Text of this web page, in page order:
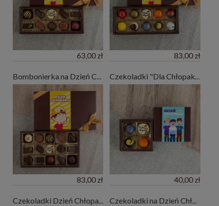
63,00 zł 83,00 zł
Bombonierka na Dzień Chłopaka - 15 czekoladek
83,00 zł
Czekoladki "Dla Chłopaka" 4 szt.
40,00 zł
Czekoladki Dzień Chłopaka - 6 pralin Czekoladki na Dzień Chłopaka - 6 szt.